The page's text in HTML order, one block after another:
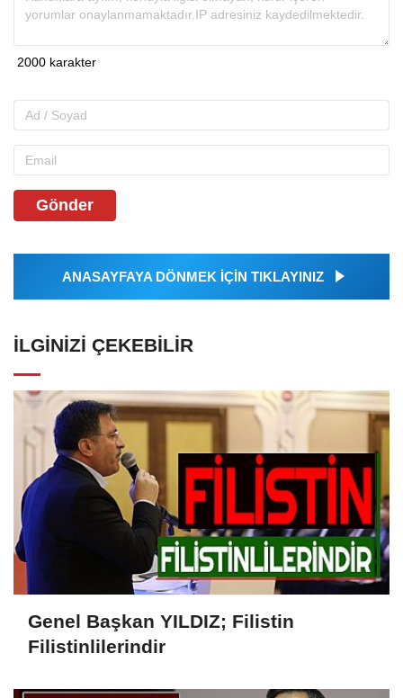
Gönder
ANASAYFAYA DÖNMEK İÇİN TIKLAYINIZ
İLGINIZI ÇEKEBILIR
Genel Başkan YILDIZ; Filistin
Filistinlilerindir